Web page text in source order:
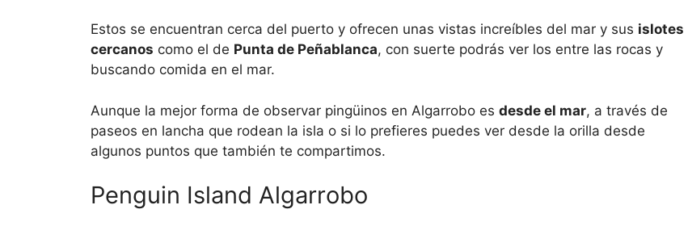
Estos se encuentran cerca del puerto y ofrecen unas vistas increíbles del mar y sus islotes
cercanos como el de Punta de Peñablanca, con suerte podrás ver los entre las rocas y
buscando comida en el mar.
Aunque la mejor forma de observar pingüinos en Algarrobo es desde el mar, a través de
paseos en lancha que rodean la isla o si lo prefieres puedes ver desde la orilla desde
algunos puntos que también te compartimos.
Penguin Island Algarrobo